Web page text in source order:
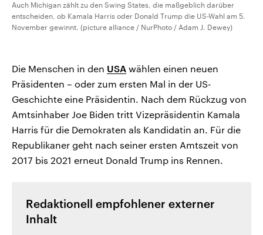
Auch Michigan zählt zu den Swing States, die maßgeblich darüber
entscheiden, ob Kamala Harris oder Donald Trump die US-Wahl am 5.
November gewinnt. (picture alliance / NurPhoto / Adam J. Dewey)
Die Menschen in den USA wählen einen neuen
Präsidenten – oder zum ersten Mal in der US-
Geschichte eine Präsidentin. Nach dem Rückzug von
Amtsinhaber Joe Biden tritt Vizepräsidentin Kamala
Harris für die Demokraten als Kandidatin an. Für die
Republikaner geht nach seiner ersten Amtszeit von
2017 bis 2021 erneut Donald Trump ins Rennen.
Redaktionell empfohlener externer
Inhalt